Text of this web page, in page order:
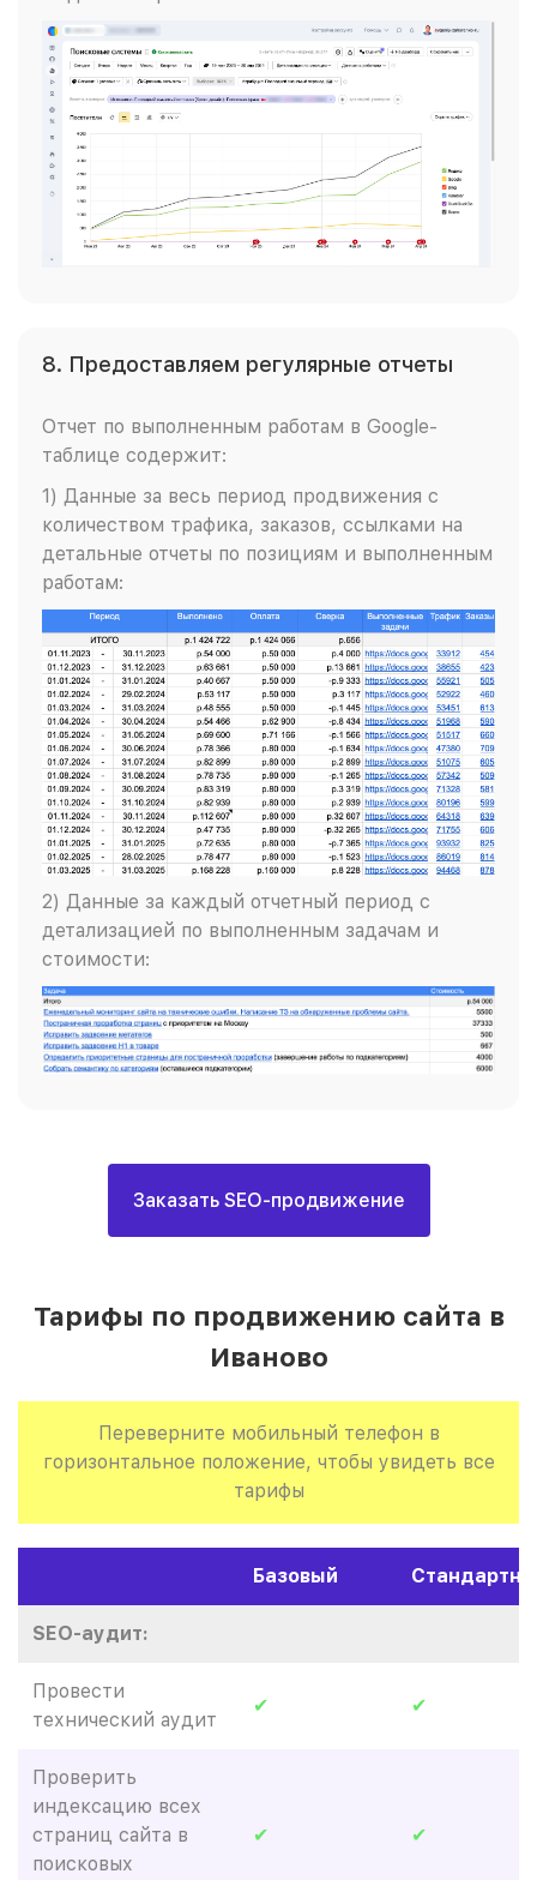
8. Предоставляем регулярные отчеты
Отчет по выполненным работам в Google-
таблице содержит:
1) Данные за весь период продвижения с
количеством трафика, заказов, ссылками на
детальные отчеты по позициям и выполненным
работам:
2) Данные за каждый отчетный период с
детализацией по выполненным задачам и
стоимости:
Заказать SEO-продвижение
Тарифы по продвижению сайта в
Иваново
Переверните мобильный телефон в
горизонтальное положение, чтобы увидеть все
тарифы
Базовый
SEO-аудит:
Провести
технический аудит
✔ ✔
Проверить
индексацию всех
страниц сайта в
поисковых
✔ ✔